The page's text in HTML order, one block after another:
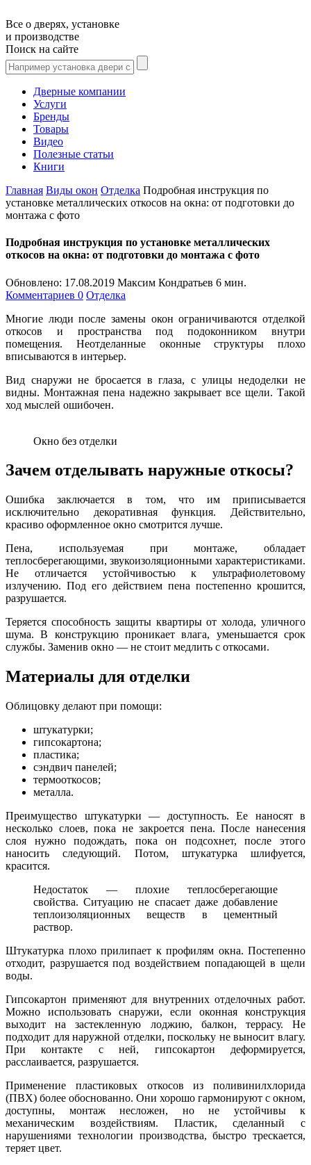
Все о дверях, установке
и производстве
Поиск на сайте
Дверные компании
Услуги
Бренды
Товары
Видео
Полезные статьи
Книги
Главная Виды окон Отделка Подробная инструкция по
установке металлических откосов на окна: от подготовки до
монтажа с фото
Подробная инструкция по установке металлических
откосов на окна: от подготовки до монтажа с фото
Обновлено: 17.08.2019 Максим Кондратьев 6 мин.
Комментариев 0 Отделка
Многие люди после замены окон ограничиваются отделкой
откосов и пространства под подоконником внутри
помещения. Неотделанные оконные структуры плохо
вписываются в интерьер.
Вид снаружи не бросается в глаза, с улицы недоделки не
видны. Монтажная пена надежно закрывает все щели. Такой
ход мыслей ошибочен.
Окно без отделки
Зачем отделывать наружные откосы?
Ошибка заключается в том, что им приписывается
исключительно декоративная функция. Действительно,
красиво оформленное окно смотрится лучше.
Пена, используемая при монтаже, обладает
теплосберегающими, звукоизоляционными характеристиками.
Не отличается устойчивостью к ультрафиолетовому
излучению. Под его действием пена постепенно крошится,
разрушается.
Теряется способность защиты квартиры от холода, уличного
шума. В конструкцию проникает влага, уменьшается срок
службы. Заменив окно — не стоит медлить с откосами.
Материалы для отделки
Облицовку делают при помощи:
штукатурки;
гипсокартона;
пластика;
сэндвич панелей;
термооткосов;
металла.
Преимущество штукатурки — доступность. Ее наносят в
несколько слоев, пока не закроется пена. После нанесения
слоя нужно подождать, пока он подсохнет, после этого
наносить следующий. Потом, штукатурка шлифуется,
красится.
Недостаток — плохие теплосберегающие
свойства. Ситуацию не спасает даже добавление
теплоизоляционных веществ в цементный
раствор.
Штукатурка плохо прилипает к профилям окна. Постепенно
отходит, разрушается под воздействием попадающей в щели
воды.
Гипсокартон применяют для внутренних отделочных работ.
Можно использовать снаружи, если оконная конструкция
выходит на застекленную лоджию, балкон, террасу. Не
подходит для наружной отделки, поскольку не выносит влагу.
При контакте с ней, гипсокартон деформируется,
расслаивается, разрушается.
Применение пластиковых откосов из поливинилхлорида
(ПВХ) более обоснованно. Они хорошо гармонируют с окном,
доступны, монтаж несложен, но не устойчивы к
механическим воздействиям. Пластик, сделанный с
нарушениями технологии производства, быстро трескается,
теряет цвет.